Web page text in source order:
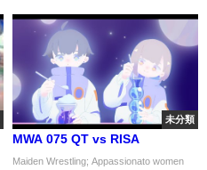
未分類
MWA 075 QT vs RISA
Maiden Wrestling; Appassionato women